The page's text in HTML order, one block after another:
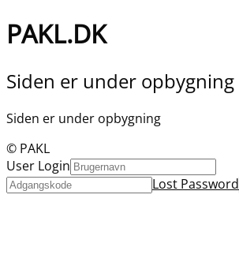
PAKL.DK
Siden er under opbygning
Siden er under opbygning
© PAKL
User Login
Lost Password